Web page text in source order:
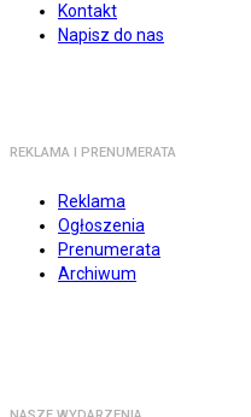
Kontakt
Napisz do nas
REKLAMA I PRENUMERATA
Reklama
Ogłoszenia
Prenumerata
Archiwum